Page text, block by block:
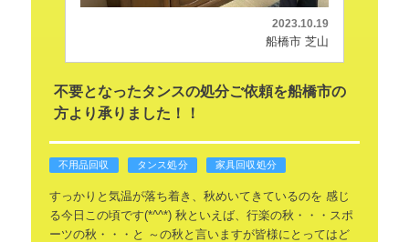
2023.10.19
船橋市 芝山
不要となったタンスの処分ご依頼を船橋市の
方より承りました！！
不用品回収 タンス処分 家具回収処分
すっかりと気温が落ち着き、秋めいてきているのを 感じ
る今日この頃です(*^^*)秋といえば、行楽の秋・・・スポ
ーツの秋・・・と ～の秋と言いますが皆様にとってはど